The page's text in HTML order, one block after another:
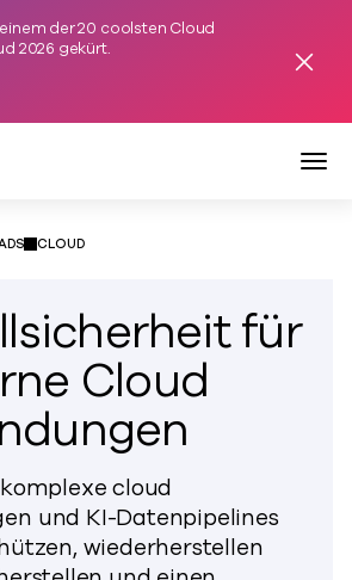
Zum Inhalt springen
der 20 coolsten Cloud
2026 gekürt.
Alarm
CLOUD
für
Cloud
cloud
und KI-Datenpipelines
wiederherstellen